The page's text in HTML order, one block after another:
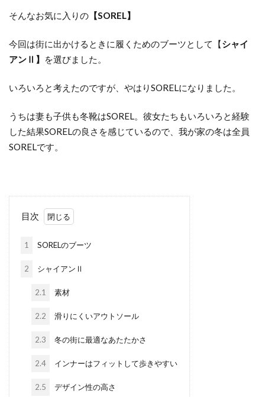
そんなお気に入りの 【SOREL】
今回は街に出かけるときに履くためのブーツとして【シャイ
アンⅡ】
を選びました。
いろいろと考えたのですが、やはりSORELになりました。
うちは妻も子供も冬靴はSOREL。彼女たちもいろいろと経験
した結果SORELの良さを感じているので、我が家の冬は全員
SORELです。
目次
1 SORELのブーツ
2 シャイアンⅡ
2.1 素材
2.2 滑りにくいアウトソール
2.3 冬の街に最適なあたたかさ
2.4 インナーはフィットして歩きやすい
2.5 デザイン性の高さ